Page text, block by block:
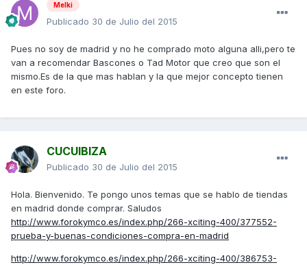
Melki
Publicado 30 de Julio del 2015
Pues no soy de madrid y no he comprado moto alguna alli,pero te
van a recomendar Bascones o Tad Motor que creo que son el
mismo.Es de la que mas hablan y la que mejor concepto tienen
en este foro.
CUCUIBIZA
Publicado 30 de Julio del 2015
Hola. Bienvenido. Te pongo unos temas que se hablo de tiendas
en madrid donde comprar. Saludos
http://www.forokymco.es/index.php/266-xciting-400/377552-
prueba-y-buenas-condiciones-compra-en-madrid
http://www.forokymco.es/index.php/266-xciting-400/386753-